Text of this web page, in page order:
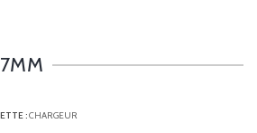
:CHARGEUR